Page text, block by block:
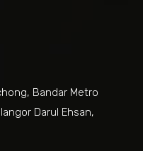
Bandar Metro
Darul Ehsan,